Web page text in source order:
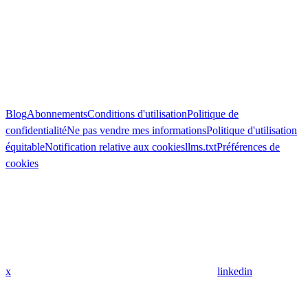
BlogAbonnementsConditions d'utilisationPolitique de
confidentialitéNe pas vendre mes informationsPolitique d'utilisation
équitableNotification relative aux cookiesllms.txtPréférences de
cookies
x linkedin